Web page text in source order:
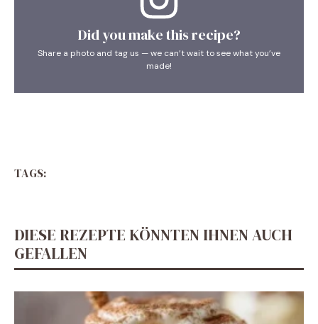
Did you make this recipe?
Share a photo and tag us — we can’t wait to see what you’ve
made!
TAGS:
DIESE REZEPTE KÖNNTEN IHNEN AUCH
GEFALLEN